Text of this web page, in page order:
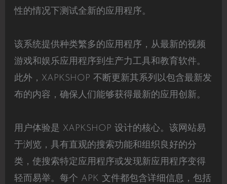
性的情况下测试全新的应用程序。
该系统提供种类繁多的应用程序，从最新的视频
游戏和娱乐应用程序到生产力工具和教育软件。
此外，XAPKSHOP 不断更新其系列以包含最新发
布的内容，确保人们能够获得最新的应用创新。
用户体验是 XAPKSHOP 设计的核心。该网站易
于浏览，具有直观的搜索功能和组织良好的分
类，使搜索特定应用程序或发现新应用程序变得
轻而易举。每个 APK 文件都包含详细信息，包括